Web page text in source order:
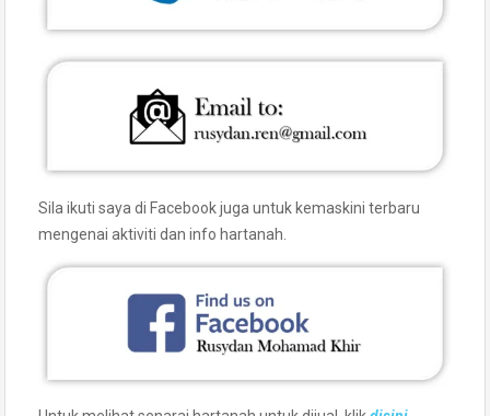
Sila ikuti saya di Facebook juga untuk kemaskini terbaru
mengenai aktiviti dan info hartanah.